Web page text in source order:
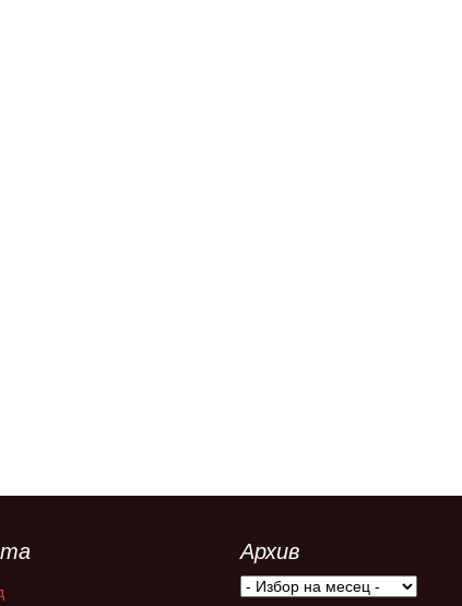
Архив
Архив